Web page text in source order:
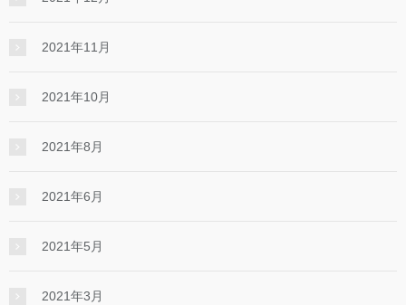
2021年11月
2021年10月
2021年8月
2021年6月
2021年5月
2021年3月